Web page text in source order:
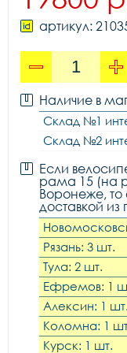
артикул:
Наличие в
Склад №1
Склад №2
Если
рама 15 (на
Воронеже, то
доставкой из
Рязань: 3 шт.
Тула: 2 шт.
Ефремов: 1
Алексин: 1 шт.
Коломна: 1
Курск: 1 шт.